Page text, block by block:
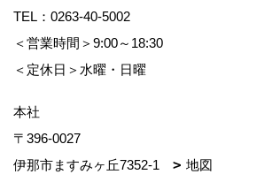
TEL： 0263-40-5002
＜営業時間＞9:00～18:30
＜定休日＞水曜・日曜
本社
〒396-0027
伊那市ますみヶ丘7352-1
地図